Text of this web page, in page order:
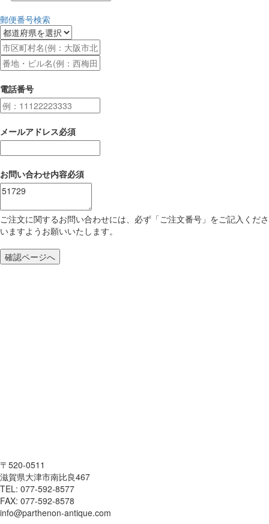
郵便番号検索
電話番号
メールアドレス必須
お問い合わせ内容必須
ご注文に関するお問い合わせには、必ず「ご注文番号」をご記入くださ
いますようお願いいたします。
確認ページへ
〒520-0511
滋賀県大津市南比良467
TEL: 077-592-8577
FAX: 077-592-8578
info@parthenon-antique.com